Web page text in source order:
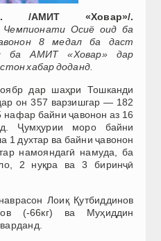
/АМИТ «Ховар»/.
Осиё оид ба
8 медал ба даст
ба АМИТ«Ховар» дар
хабар доданд.
дар шаҳри Тошканди
он 357 варзишгар — 182
байни ҷавонон аз 16
Ҷумҳурии моро байни
1 духтар ва байни ҷавонон
намояндагӣ намуда, ба
2 нуқра ва 3 биринҷӣ
Лоиқ Қутбиддинов
(-66кг) ва Муҳиддин